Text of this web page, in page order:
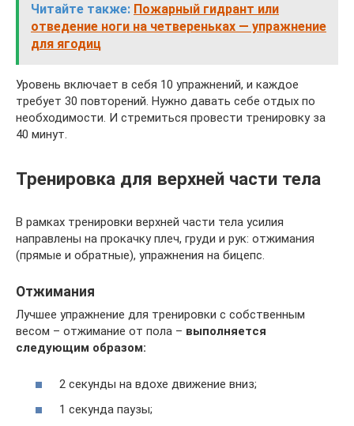
Читайте также: Пожарный гидрант или
отведение ноги на четвереньках — упражнение
для ягодиц
Уровень включает в себя 10 упражнений, и каждое
требует 30 повторений. Нужно давать себе отдых по
необходимости. И стремиться провести тренировку за
40 минут.
Тренировка для верхней части тела
В рамках тренировки верхней части тела усилия
направлены на прокачку плеч, груди и рук: отжимания
(прямые и обратные), упражнения на бицепс.
Отжимания
Лучшее упражнение для тренировки с собственным
весом – отжимание от пола – выполняется
следующим образом:
2 секунды на вдохе движение вниз;
1 секунда паузы;